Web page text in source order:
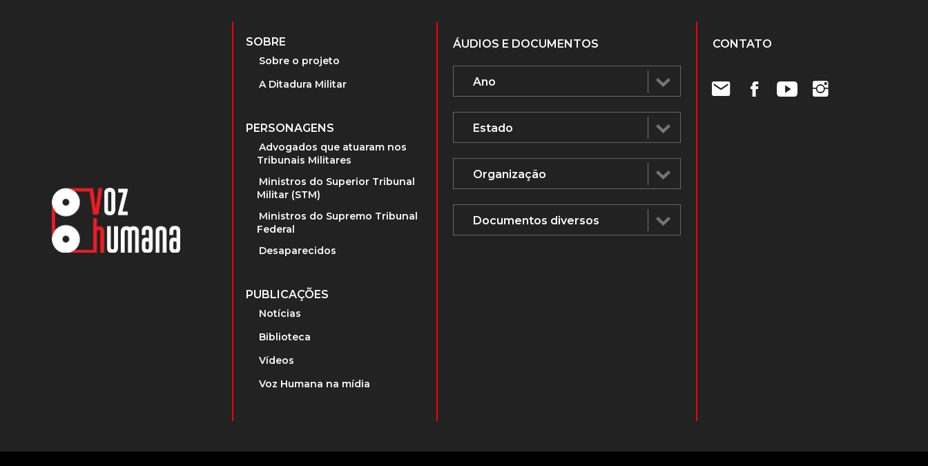
SOBRE
Sobre o projeto
A Ditadura Militar
PERSONAGENS
Advogados que atuaram nos
Tribunais Militares
Ministros do Superior Tribunal
Militar (STM)
Ministros do Supremo Tribunal
Federal
Desaparecidos
PUBLICAÇÕES
Notícias
Biblioteca
Vídeos
Voz Humana na mídia
ÁUDIOS E DOCUMENTOS CONTATO